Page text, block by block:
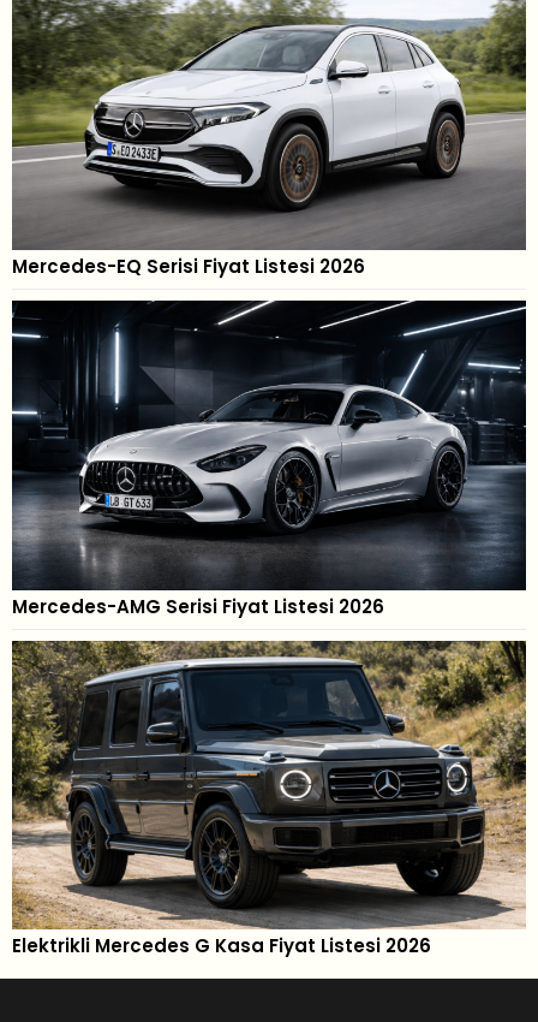
Mercedes-EQ Serisi Fiyat Listesi 2026
Mercedes-AMG Serisi Fiyat Listesi 2026
Elektrikli Mercedes G Kasa Fiyat Listesi 2026